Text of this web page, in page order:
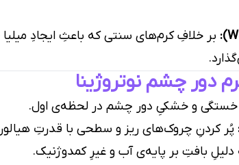
بر خلافِ کرم‌های سنتی که باعثِ ایجادِ
دور چشم نوتروژینا
خستگی و خشکیِ دور چشم در لحظه‌ی اول.
پُر کردنِ چروک‌های ریز و سطحی با قدرتِ
دلیلِ بافتِ بر پایه‌ی آب و غیرِ کمدوژنیک.